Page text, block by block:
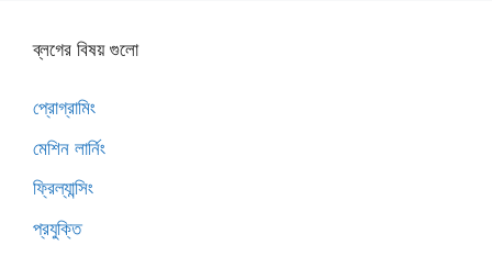
ব্লগের বিষয় গুলো
প্রোগ্রামিং
মেশিন লার্নিং
ফ্রিল্যান্সিং
প্রযুক্তি